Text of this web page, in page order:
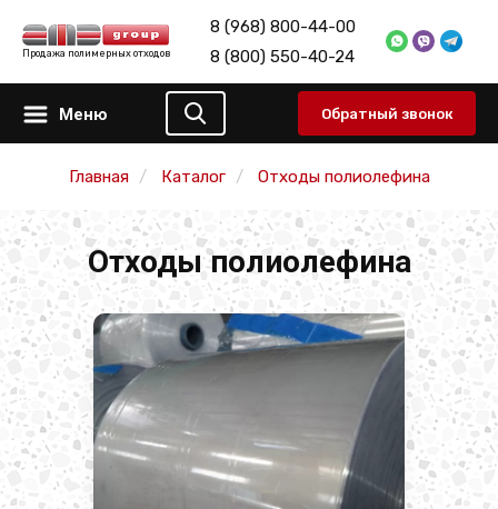
Продажа полимерных отходов
8 (968) 800-44-00
8 (800) 550-40-24
Меню Обратный звонок
Главная Каталог Отходы полиолефина
Отходы полиолефина